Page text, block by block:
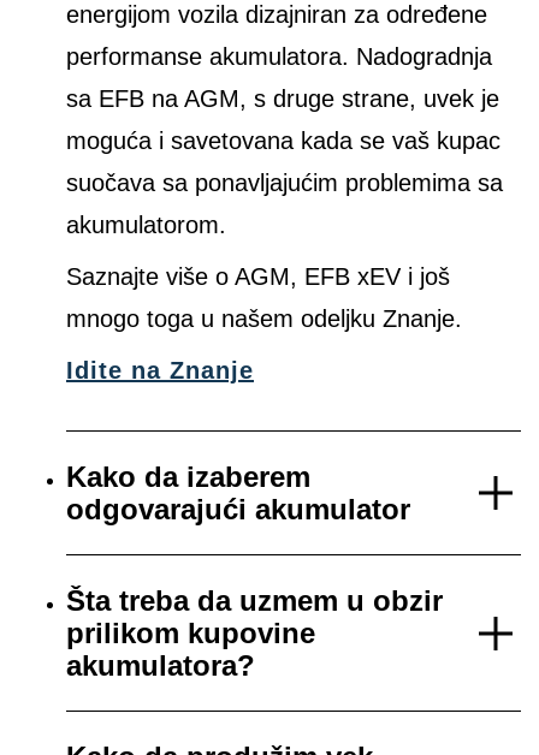
energijom vozila dizajniran za određene
performanse akumulatora. Nadogradnja
sa EFB na AGM, s druge strane, uvek je
moguća i savetovana kada se vaš kupac
suočava sa ponavljajućim problemima sa
akumulatorom.
Saznajte više o AGM, EFB xEV i još
mnogo toga u našem odeljku Znanje.
Idite na Znanje
Kako da izaberem
odgovarajući akumulator
Šta treba da uzmem u obzir
prilikom kupovine
akumulatora?